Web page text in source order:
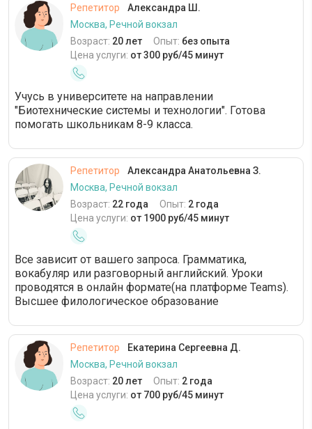
Репетитор
Александра Ш.
Москва, Речной вокзал
Возраст: 20 лет Опыт: без опыта
Цена услуги: от 300 руб/45 минут
Учусь в университете на направлении
"Биотехнические системы и технологии". Готова
помогать школьникам 8-9 класса.
Репетитор
Александра Анатольевна З.
Москва, Речной вокзал
Возраст: 22 года Опыт: 2 года
Цена услуги: от 1900 руб/45 минут
Все зависит от вашего запроса. Грамматика,
вокабуляр или разговорный английский. Уроки
проводятся в онлайн формате(на платформе Teams).
Высшее филологическое образование
Репетитор
Екатерина Сергеевна Д.
Москва, Речной вокзал
Возраст: 20 лет Опыт: 2 года
Цена услуги: от 700 руб/45 минут